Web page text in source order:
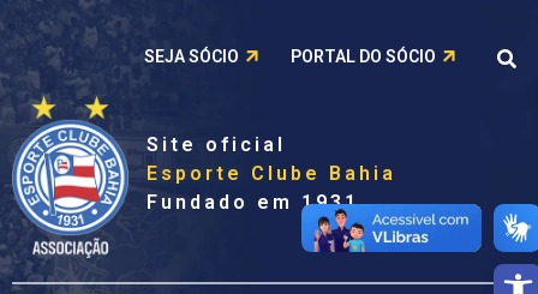
Barra
Site oficial
Esporte Clube Bahia
Fundado em 1931
SEJA SÓCIO PORTAL DO SÓCIO